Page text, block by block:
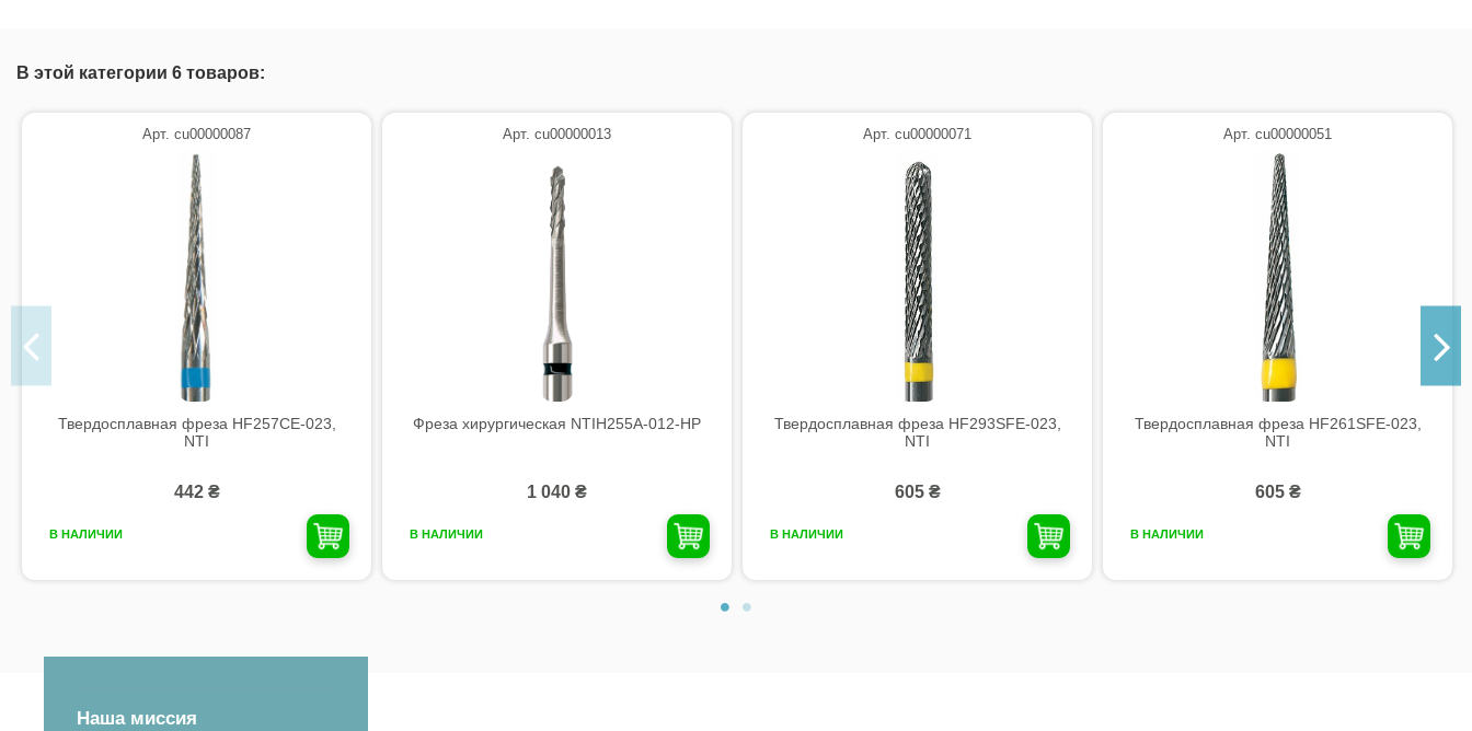
В этой категории 6 товаров:
Арт. cu00000087
Твердосплавная фреза HF257CE-023,
NTI
442 ₴
В НАЛИЧИИ
Арт. cu00000013
Фреза хирургическая NTIH255A-012-HP
1 040 ₴
В НАЛИЧИИ
Арт. cu00000071
Твердосплавная фреза HF293SFE-023,
NTI
605 ₴
В НАЛИЧИИ
Арт. cu00000051
Твердосплавная фреза HF261SFE-023,
NTI
605 ₴
В НАЛИЧИИ
Наша миссия